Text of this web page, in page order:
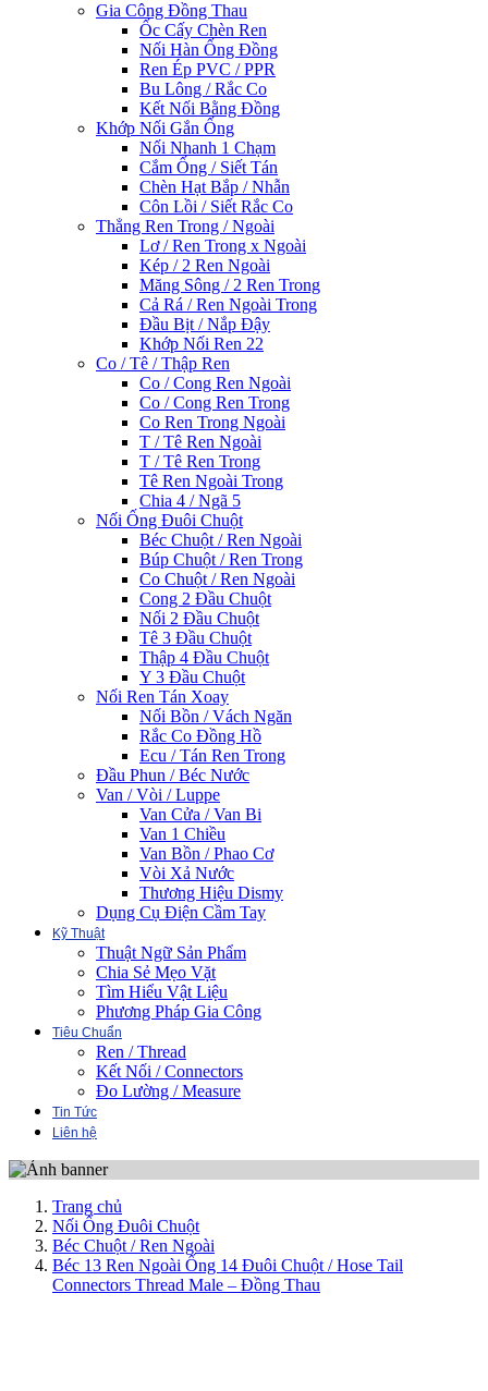
Gia Công Đồng Thau
Ốc Cấy Chèn Ren
Nối Hàn Ống Đồng
Ren Ép PVC / PPR
Bu Lông / Rắc Co
Kết Nối Bằng Đồng
Khớp Nối Gắn Ống
Nối Nhanh 1 Chạm
Cắm Ống / Siết Tán
Chèn Hạt Bắp / Nhẫn
Côn Lồi / Siết Rắc Co
Thẳng Ren Trong / Ngoài
Lơ / Ren Trong x Ngoài
Kép / 2 Ren Ngoài
Măng Sông / 2 Ren Trong
Cả Rá / Ren Ngoài Trong
Đầu Bịt / Nắp Đậy
Khớp Nối Ren 22
Co / Tê / Thập Ren
Co / Cong Ren Ngoài
Co / Cong Ren Trong
Co Ren Trong Ngoài
T / Tê Ren Ngoài
T / Tê Ren Trong
Tê Ren Ngoài Trong
Chia 4 / Ngã 5
Nối Ống Đuôi Chuột
Béc Chuột / Ren Ngoài
Búp Chuột / Ren Trong
Co Chuột / Ren Ngoài
Cong 2 Đầu Chuột
Nối 2 Đầu Chuột
Tê 3 Đầu Chuột
Thập 4 Đầu Chuột
Y 3 Đầu Chuột
Nối Ren Tán Xoay
Nối Bồn / Vách Ngăn
Rắc Co Đồng Hồ
Ecu / Tán Ren Trong
Đầu Phun / Béc Nước
Van / Vòi / Luppe
Van Cửa / Van Bi
Van 1 Chiều
Van Bồn / Phao Cơ
Vòi Xả Nước
Thương Hiệu Dismy
Dụng Cụ Điện Cầm Tay
Kỹ Thuật
Thuật Ngữ Sản Phẩm
Chia Sẻ Mẹo Vặt
Tìm Hiểu Vật Liệu
Phương Pháp Gia Công
Tiêu Chuẩn
Ren / Thread
Kết Nối / Connectors
Đo Lường / Measure
Tin Tức
Liên hệ
Trang chủ
Nối Ống Đuôi Chuột
Béc Chuột / Ren Ngoài
Béc 13 Ren Ngoài Ống 14 Đuôi Chuột / Hose Tail
Connectors Thread Male – Đồng Thau